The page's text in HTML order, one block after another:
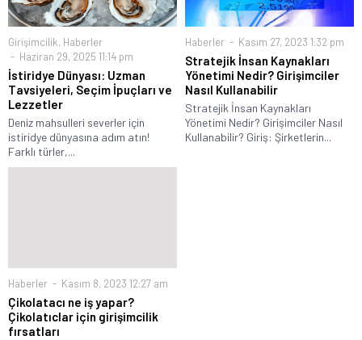
Girişimcilik, Haberler
Haziran 29, 2025 11:14 pm
İstiridye Dünyası: Uzman
Tavsiyeleri, Seçim İpuçları ve
Lezzetler
Deniz mahsulleri severler için
istiridye dünyasına adım atın!
Farklı türler,...
Haberler Kasım 27, 2023 1:32 pm
Stratejik İnsan Kaynakları
Yönetimi Nedir? Girişimciler
Nasıl Kullanabilir
Stratejik İnsan Kaynakları
Yönetimi Nedir? Girişimciler Nasıl
Kullanabilir? Giriş: Şirketlerin...
Haberler Kasım 8, 2023 12:27 am
Çikolatacı ne iş yapar?
Çikolatıclar için girişimcilik
fırsatları